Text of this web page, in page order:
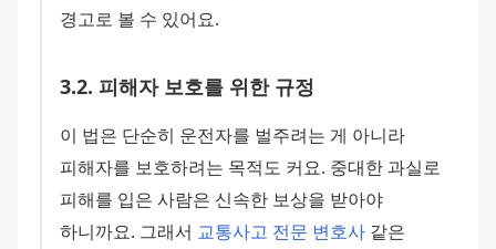
경고로 볼 수 있어요.
3.2. 피해자 보호를 위한 규정
이 법은 단순히 운전자를 벌주려는 게 아니라
피해자를 보호하려는 목적도 커요. 중대한 과실로
피해를 입은 사람은 신속한 보상을 받아야
하니까요. 그래서 교통사고 전문 변호사 같은